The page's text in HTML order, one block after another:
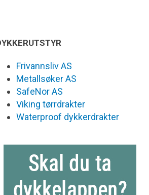
Frivannsliv AS
Metallsøker AS
SafeNor AS
Viking tørrdrakter
Waterproof dykkerdrakter